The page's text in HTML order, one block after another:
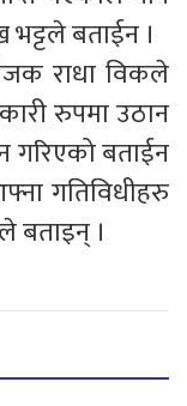
भट्टले बताईन ।
राधा विकले
रुपमा उठान
गरिएको बताईन
गतिविधीहरु
बताइन् ।